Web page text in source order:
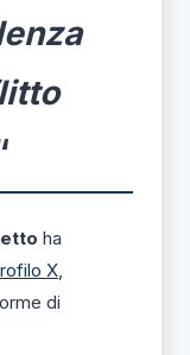
ha
X,
di